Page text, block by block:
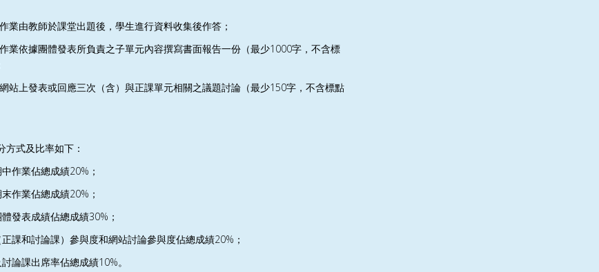
業由教師於課堂出題後，學生進行資料收集後作答；
業依據團體發表所負責之子單元內容撰寫書面報告一份（最少1000字，不含標
站上發表或回應三次（含）與正課單元相關之議題討論（最少150字，不含標點
方式及比率如下：
中作業佔總成績20% ；
末作業佔總成績20% ；
體發表成績佔總成績30% ；
正課和討論課）參與度和網站討論參與度佔總成績20% ；
討論課出席率佔總成績10%。